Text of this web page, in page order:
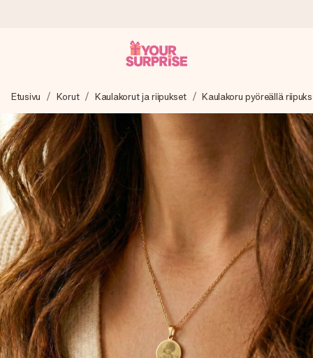
Valmistamme lahjasi huolella ja lähetämme sen hetkessä,
jotta voit antaa sen juuri oikeaan aikaan, kun sillä on eniten
merkitystä.
4,8 (+15 000 arvostelun perusteella)
Lahjamme inspiroivat. Asiakkaiden arvosana on 4,8 Google
Reviewsissä.
Ilmainen tervehdyskortti
Tilaa tänään – personoitu lahja valmistuu ja lähtee matkaan
nopeammin kuin ehdit sanoa “yllätys!”
Etusivu Korut Kaulakorut ja riipukset Kaulakoru pyöreällä